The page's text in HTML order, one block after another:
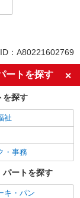
）活躍中
）活躍中
ID：A80221602769
ートを探す
を探す
祉
・事務
パートを探す
キ・パン